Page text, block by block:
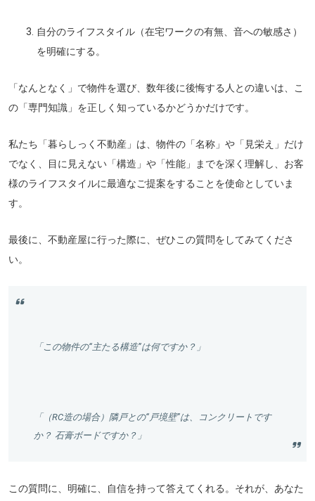
自分のライフスタイル（在宅ワークの有無、音への敏感さ）
を明確にする。
「なんとなく」で物件を選び、数年後に後悔する人との違いは、こ
の「専門知識」を正しく知っているかどうかだけです。
私たち「暮らしっく不動産」は、物件の「名称」や「見栄え」だけ
でなく、目に見えない「構造」や「性能」までを深く理解し、お客
様のライフスタイルに最適なご提案をすることを使命としていま
す。
最後に、不動産屋に行った際に、ぜひこの質問をしてみてくださ
い。
「この物件の“主たる構造”は何ですか？」
「（RC造の場合）隣戸との“戸境壁”は、コンクリートです
か？ 石膏ボードですか？」
この質問に、明確に、自信を持って答えてくれる。それが、あなた